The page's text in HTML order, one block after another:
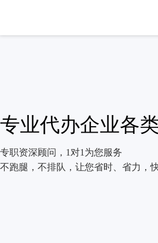
专业代办企业各
专职资深顾问，1对1为您服务
不跑腿，不排队，让您省时、省力，